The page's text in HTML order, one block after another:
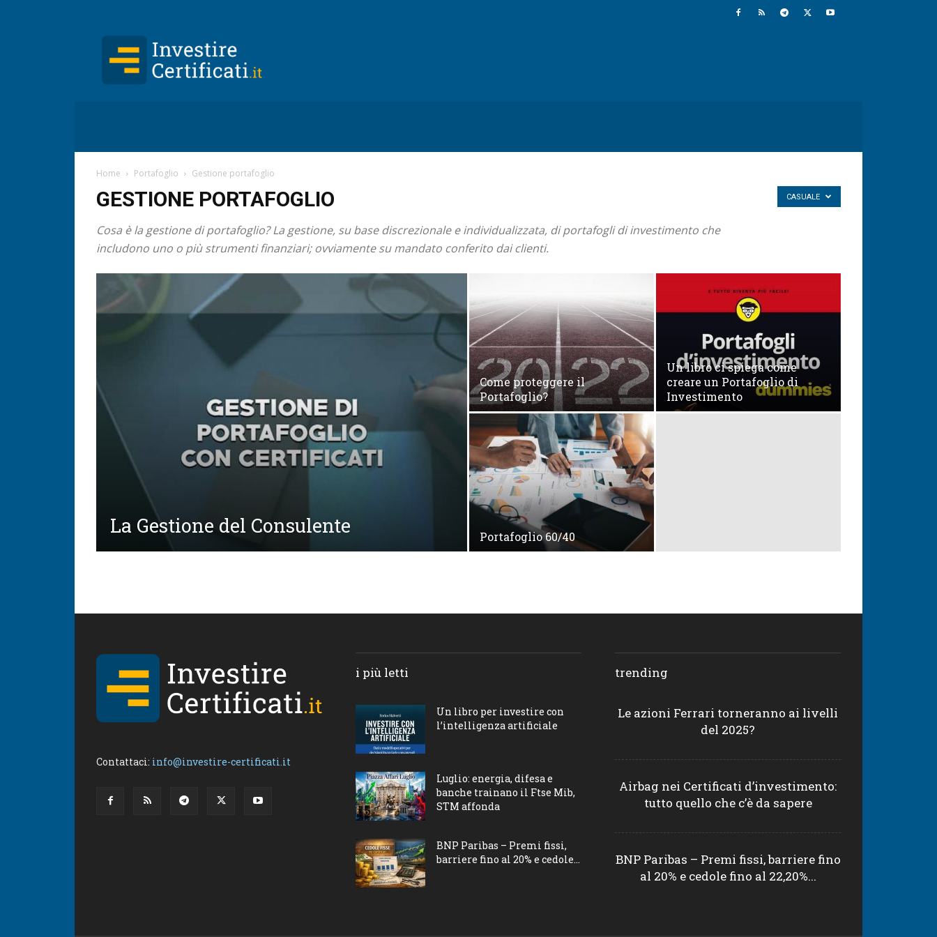
Certificati.it
Home Portafoglio Gestione portafoglio
GESTIONE PORTAFOGLIO
Cosa è la gestione di portafoglio? La gestione, su base discrezionale e individualizzata, di portafogli di investimento che
includono uno o più strumenti finanziari; ovviamente su mandato conferito dai clienti.
CASUALE
La Gestione del Consulente
Come proteggere il
Portafoglio?
Un libro ci spiega come
creare un Portafoglio di
Investimento
Portafoglio 60/40
Contattaci: info@investire-certificati.it
i più letti
Un libro per investire con
l’intelligenza artificiale
Luglio: energia, difesa e
banche trainano il Ftse Mib,
STM affonda
BNP Paribas – Premi fissi,
barriere fino al 20% e cedole...
trending
Le azioni Ferrari torneranno ai livelli
del 2025?
Airbag nei Certificati d’investimento:
tutto quello che c’è da sapere
BNP Paribas – Premi fissi, barriere fino
al 20% e cedole fino al 22,20%...